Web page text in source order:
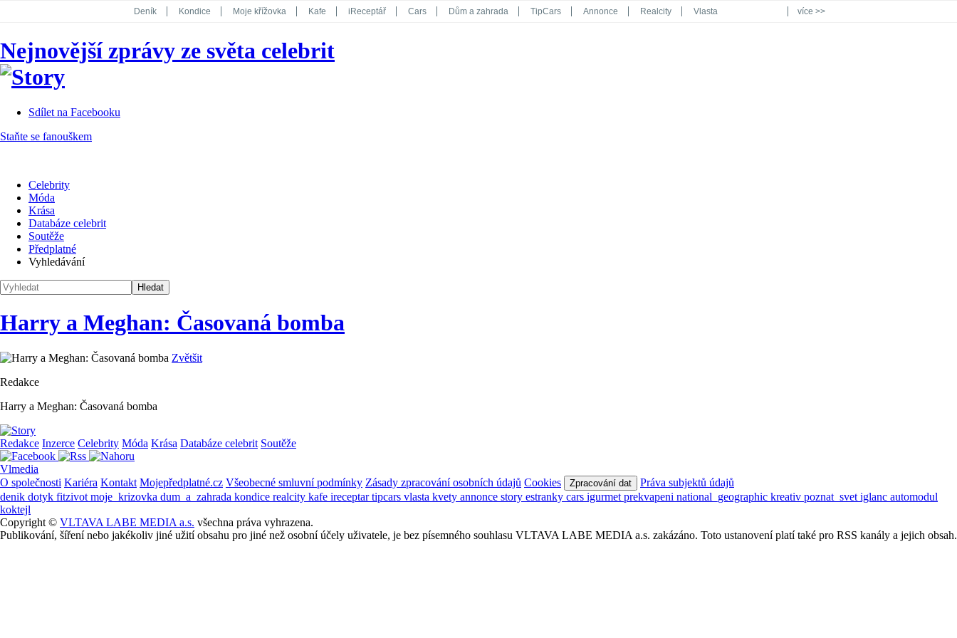
Deník Kondice Moje křížovka Kafe iReceptář Cars Dům a zahrada TipCars Annonce Realcity Vlasta
Koktejl
více >>
Nejnovější zprávy ze světa celebrit
Sdílet na Facebooku
Staňte se fanouškem
Celebrity
Móda
Krása
Databáze celebrit
Soutěže
Předplatné
Vyhledávání
Harry a Meghan: Časovaná bomba
Zvětšit
Redakce
Harry a Meghan: Časovaná bomba
Redakce Inzerce Celebrity Móda Krása Databáze celebrit Soutěže
Vlmedia
O společnosti Kariéra Kontakt Mojepředplatné.cz Všeobecné smluvní podmínky Zásady zpracování osobních údajů Cookies Zpracování dat
Práva subjektů údajů
denik dotyk fitzivot moje_krizovka dum_a_zahrada kondice realcity kafe ireceptartipcars vlasta kvety annonce story estranky cars igurmet prekvapeni national_geographic kreativ poznat_svet iglanc automodul
koktejl
Copyright © VLTAVA LABE MEDIA a.s. všechna práva vyhrazena.
Publikování, šíření nebo jakékoliv jiné užití obsahu pro jiné než osobní účely uživatele, je bez písemného souhlasu VLTAVA LABE MEDIA a.s. zakázáno. Toto ustanovení platí také pro RSS kanály a jejich obsah.